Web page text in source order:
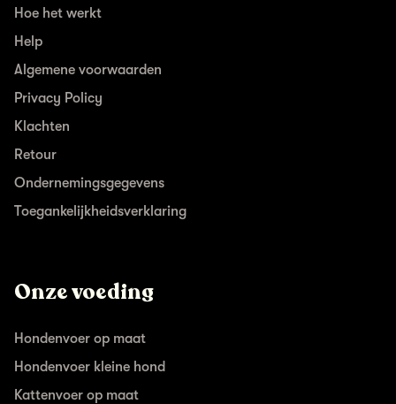
Hoe het werkt
Help
Algemene voorwaarden
Privacy Policy
Klachten
Retour
Ondernemingsgegevens
Toegankelijkheidsverklaring
Onze voeding
Hondenvoer op maat
Hondenvoer kleine hond
Kattenvoer op maat